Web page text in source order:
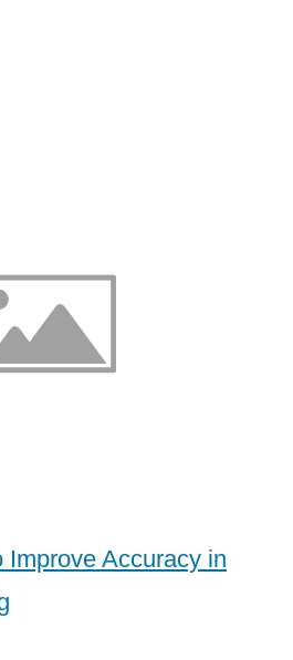
Accuracy in